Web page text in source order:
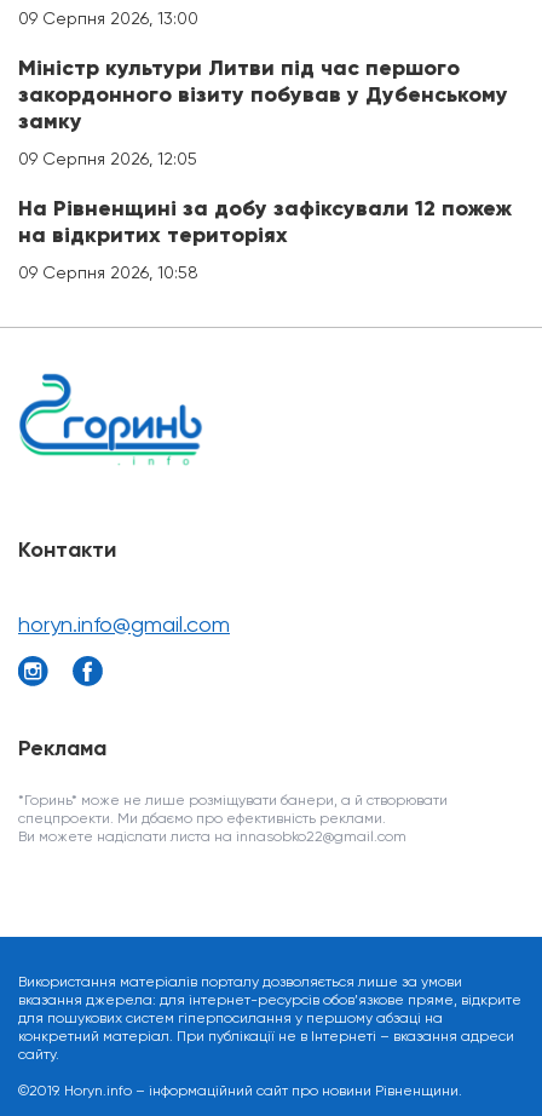
09 Серпня 2026, 13:00
Міністр культури Литви під час першого
закордонного візиту побував у Дубенському
замку
09 Серпня 2026, 12:05
На Рівненщині за добу зафіксували 12 пожеж
на відкритих територіях
09 Серпня 2026, 10:58
Контакти
horyn.info@gmail.com
Реклама
*Горинь* може не лише розміщувати банери, а й створювати
спецпроекти. Ми дбаємо про ефективність реклами.
Ви можете надіслати листа на innasobko22@gmail.com
Використання матеріалів порталу дозволяється лише за умови
вказання джерела: для інтернет-ресурсів обов’язкове пряме, відкрите
для пошукових систем гіперпосилання у першому абзаці на
конкретний матеріал. При публікації не в Інтернеті – вказання адреси
сайту.
©2019. Horyn.info – інформаційний сайт про новини Рівненщини.